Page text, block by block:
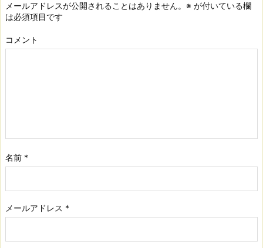
メールアドレスが公開されることはありません。 ※ が付いている欄
は必須項目です
コメント
名前 *
メールアドレス *